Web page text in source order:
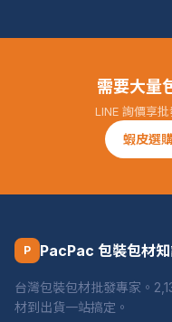
需要大量
LINE 詢價享
蝦皮選
P PacPac 包裝包材
台灣包裝包材批發專家。
材到出貨一站搞定。